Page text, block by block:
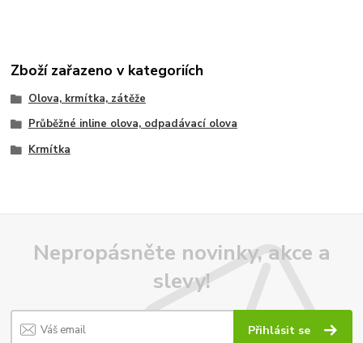
Zboží zařazeno v kategoriích
Olova, krmítka, zátěže
Průběžné inline olova, odpadávací olova
Krmítka
Nepropásněte novinky, akce a
slevy!
Přihlásit se